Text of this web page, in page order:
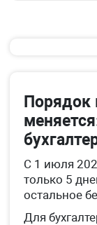
С 1 июля
только 5
остальное
Для